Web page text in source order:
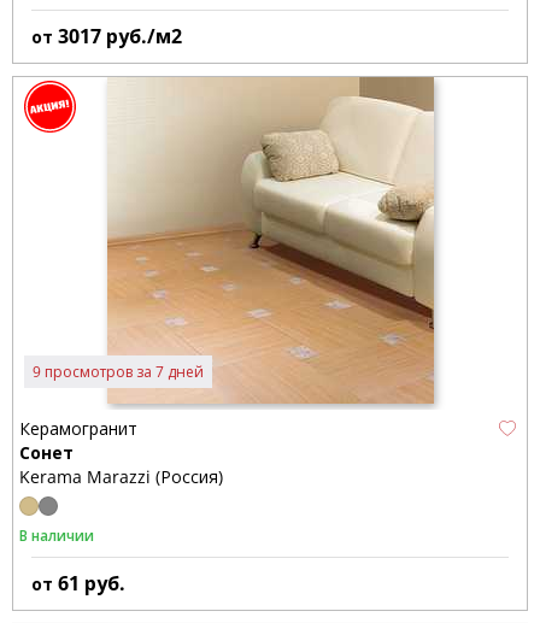
от 3017 руб./м2
9 просмотров за 7 дней
Керамогранит
Сонет
Kerama Marazzi (Россия)
В наличии
от 61 руб.